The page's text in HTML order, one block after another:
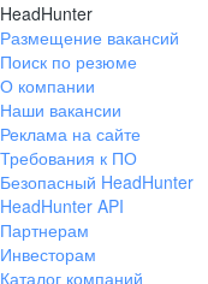
HeadHunter
Размещение вакансий
Поиск по резюме
О компании
Наши вакансии
Реклама на сайте
Требования к ПО
Безопасный HeadHunter
HeadHunter API
Партнерам
Инвесторам
Каталог компаний